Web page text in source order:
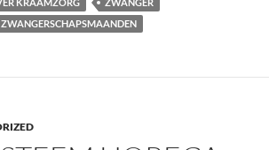
ZWANGERSCHAPSMAANDEN